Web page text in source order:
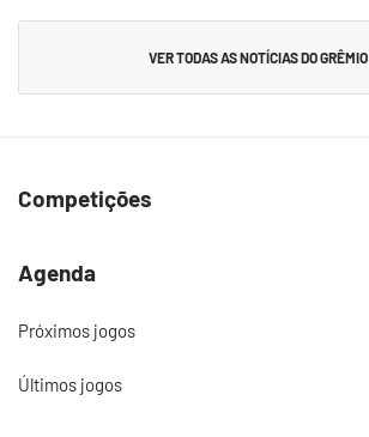
VER TODAS AS NOTÍCIAS DO GRÊMIO
Competições
Agenda
Próximos jogos
Últimos jogos